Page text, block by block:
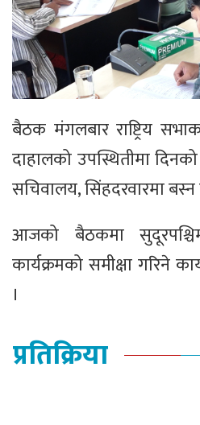
बैठक मंगलबार राष्ट्रिय
दाहालको उपस्थितीमा
सचिवालय, सिंहदरवारमा बस्न
आजको बैठकमा
कार्यक्रमको समीक्षा गरिने
।
प्रतिक्रिया